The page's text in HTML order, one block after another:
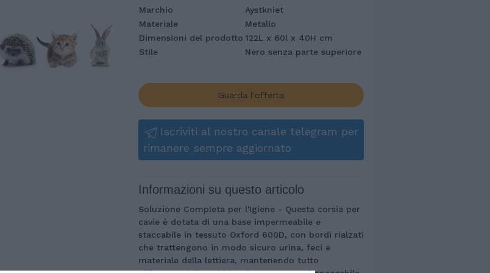
Marchio
Aystkniet
Materiale
Metallo
Dimensioni del prodotto 122L x 60l x 40H cm
Stile
Nero senza parte superiore
Guarda l'offerta
Iscriviti al nostro canale telegram per
rimanere sempre aggiornato
Informazioni su questo articolo
Soluzione Completa per l'Igiene - Questa corsia per
cavie è dotata di una base impermeabile e
staccabile in tessuto Oxford 600D, con bordi rialzati
che trattengono in modo sicuro urina, feci e
materiale della lettiera, mantenendo tutto